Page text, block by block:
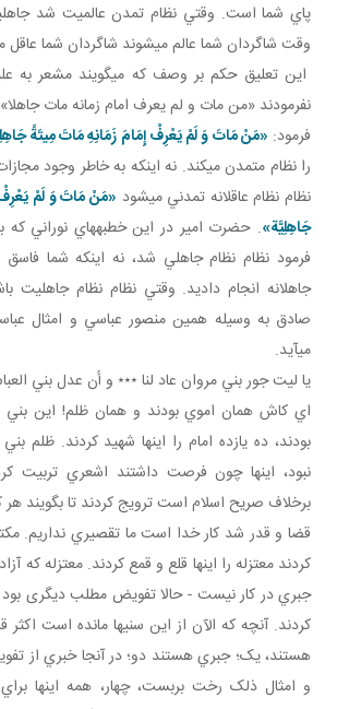
پاي شما است. وقتي نظام تمدن عالميت شد
وقت شاگردان شما عالم مي شوند شاگردان شما عاقل
اين تعليق حکم بر وصف که مي گويند مشعر به
نفرمودند «من مات و لم يعرف امام زمانه مات
فرمود: «مَنْ مَاتَ وَ لَمْ يَعْرِفْ إِمَامَ زَمَانِهِ مَاتَ مِيتَةً
را نظام متمدن مي کند. نه اينکه به خاطر وجود
نظام نظام عاقلانه تمدني مي شود «مَنْ مَاتَ وَ لَمْ
جَاهِلِيَّة». حضرت امير در اين خطبه هاي نوراني
فرمود نظام نظام جاهلي شد، نه اينکه شما فاسق
جاهلانه انجام داديد. وقتي نظام نظام جاهليت
صادق به وسيله همين منصور عباسي و امثال
مي آيد.
يا ليت جور بني مروان عاد لنا ٭٭٭ و أن عدل بني
اي کاش همان اموي بودند و همان ظلم! اين بني
بودند، ده يازده امام را اينها شهيد کردند. ظلم
نبود، اينها چون فرصت داشتند اشعري تربيت
برخلاف صريح اسلام است ترويج کردند تا بگويند
قضا و قدر شد کار خدا است ما تقصيري نداريم.
کردند معتزله را اينها قلع و قمع کردند. معتزله که
جبري در کار نيست - حالا تفويض مطلب ديگری بود
کردند. آنچه که الآن از اين سني ها مانده است
هستند، يک؛ جبري هستند دو؛ در آنجا خبري از
و امثال ذلک رخت بربست، چهار، همه اينها براي